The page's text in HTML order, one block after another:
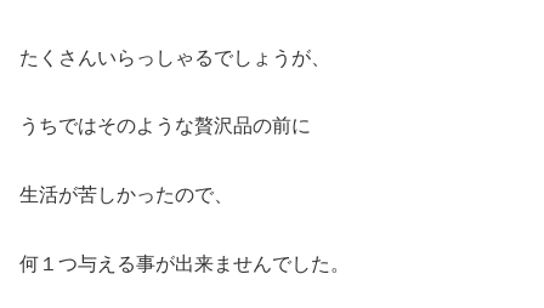
たくさんいらっしゃるでしょうが、
うちではそのような贅沢品の前に
生活が苦しかったので、
何１つ与える事が出来ませんでした。